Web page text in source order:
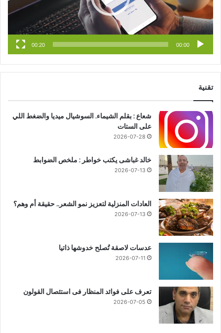
b
e
ا
م
00:00
00:20
تقنية
شعاع : بقلم الشيماء. السوشيال ميديا والضغط اللي
على الستات
2026-07-28
خالد غباشى يكتب خواطر : ملخص الضوابط
2026-07-13
العادات المنزلية لتعزيز نمو الشعر.. حقيقة أم وهم؟
2026-07-13
عدسات لاصقة تُصلح خدوشها ذاتيا
2026-07-11
تعرف على فوائد المنظار فى استئصال القولون
2026-07-05